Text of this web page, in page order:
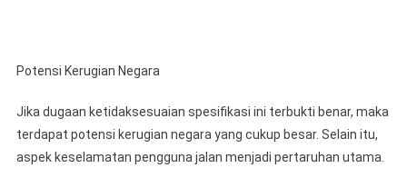
Potensi Kerugian Negara
Jika dugaan ketidaksesuaian spesifikasi ini terbukti benar, maka
terdapat potensi kerugian negara yang cukup besar. Selain itu,
aspek keselamatan pengguna jalan menjadi pertaruhan utama.